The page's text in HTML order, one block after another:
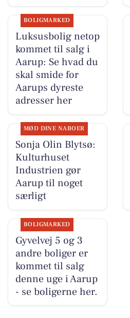
BOLIGMARKED
Luksusbolig netop
kommet til salg i
Aarup: Se hvad du
skal smide for
Aarups dyreste
adresser her
MØD DINE NABOER
Sonja Olin Blytsø:
Kulturhuset
Industrien gør
Aarup til noget
særligt
BOLIGMARKED
Gyvelvej 5 og 3
andre boliger er
kommet til salg
denne uge i Aarup
- se boligerne her.